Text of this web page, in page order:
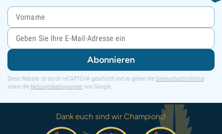
Abonnieren
Diese Website ist durch reCAPTCHA geschützt und es gelten die Datenschutzrichtlinie
sowie die Nutzungsbedingungen von Google.
Dank euch sind wir Champions!